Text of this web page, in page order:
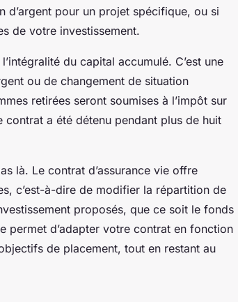
d’argent pour un projet spécifique, ou si
de votre investissement.
du capital accumulé. C’est une
ou de changement de situation
retirées seront soumises à l’impôt sur
a été détenu pendant plus de huit
là. Le contrat d’assurance vie offre
c’est-à-dire de modifier la répartition de
proposés, que ce soit le fonds
permet d’adapter votre contrat en fonction
de placement, tout en restant au